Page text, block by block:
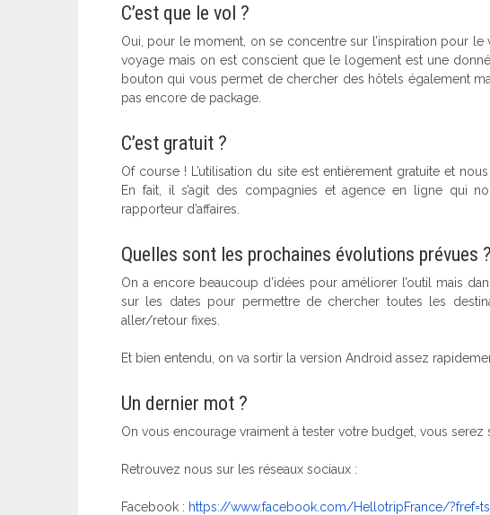
C’est que le vol ?
Oui, pour le moment, on se concentre sur l’inspiration pour
voyage mais on est conscient que le logement est une
bouton qui vous permet de chercher des hôtels également
pas encore de package.
C’est gratuit ?
Of course ! L’utilisation du site est entièrement gratuite et
En fait, il s’agit des compagnies et agence en ligne qui
rapporteur d’affaires.
Quelles sont les prochaines évolutions prévues ?
On a encore beaucoup d’idées pour améliorer l’outil mais
sur les dates pour permettre de chercher toutes les
aller/retour fixes.
Et bien entendu, on va sortir la version Android assez
Un dernier mot ?
On vous encourage vraiment à tester votre budget, vous serez
Retrouvez nous sur les réseaux sociaux :
Facebook : https://www.facebook.com/HellotripFrance/?fref=ts